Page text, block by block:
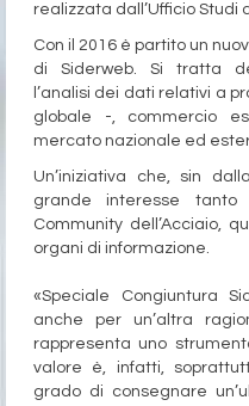
realizzata dall’Ufficio Studi
Con il 2016 è partito un
di Siderweb. Si tratta
l’analisi dei dati relativi a
globale -, commercio
mercato nazionale ed
Un’iniziativa che, sin
grande interesse
Community dell’Acciaio,
organi di informazione.
«Speciale Congiuntura
anche per un’altra
rappresenta uno
valore è, infatti,
grado di consegnare